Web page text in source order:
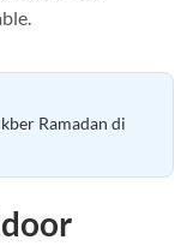
Ramadan di